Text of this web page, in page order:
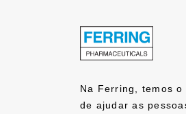
Na Ferring, temos o
de ajudar as